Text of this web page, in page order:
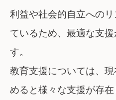
利益や社会的自立への
ているため、最適な支
す。
教育支援については、
めると様々な支援が存